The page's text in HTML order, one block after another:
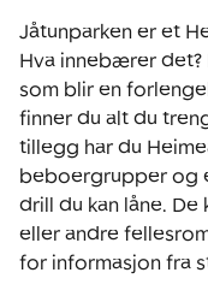
Jåtunparken er et
Hva innebærer det?
som blir en
finner du alt du
tillegg har du
beboergrupper og
drill du kan låne.
eller andre
for informasjon fra